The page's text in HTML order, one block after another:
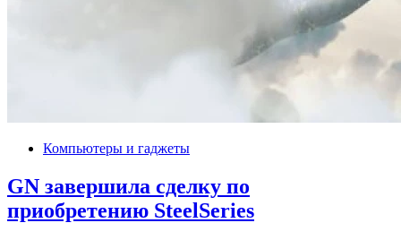
Компьютеры и гаджеты
GN завершила сделку по
приобретению SteelSeries